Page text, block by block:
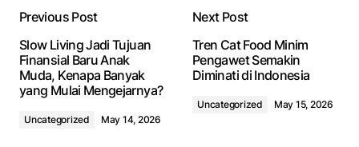
Previous Post
Slow Living Jadi Tujuan
Finansial Baru Anak
Muda, Kenapa Banyak
yang Mulai Mengejarnya?
Uncategorized May 14, 2026
Next Post
Tren Cat Food Minim
Pengawet Semakin
Diminati di Indonesia
Uncategorized May 15, 2026